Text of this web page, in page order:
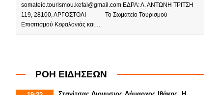
somateio.tourismou.kefal@gmail.com ΕΔΡΑ: Λ. ΑΝΤΩΝΗ ΤΡΙΤΣΗ
119, 28100, ΑΡΓΟΣΤΟΛΙ Το Σωματείο Τουρισμού-
Επισιτισμού Κεφαλονιάς και…
ΡΟΗ ΕΙΔΗΣΕΩΝ